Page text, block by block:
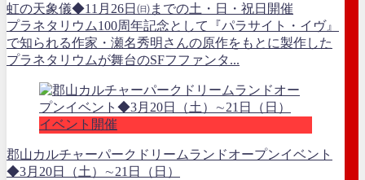
虹の天象儀◆11月26日㈰までの土・日・祝日開催
プラネタリウム100周年記念として『パラサイト・イヴ』
で知られる作家・瀬名秀明さんの原作をもとに製作した
プラネタリウムが舞台のSFフファンタ...
イベント開催
郡山カルチャーパークドリームランドオープンイベント
◆3月20日（土）∼21日（日）